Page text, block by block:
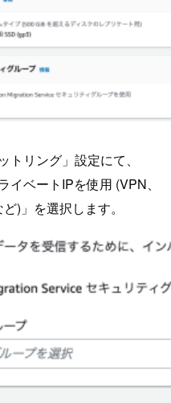
トリング」設定にて、
イベートIPを使用 (VPN、
)」を選択します。